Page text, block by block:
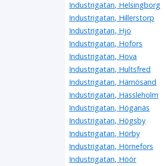
Industrigatan, Helsingborg
Industrigatan, Hillerstorp
Industrigatan, Hjo
Industrigatan, Hofors
Industrigatan, Hova
Industrigatan, Hultsfred
Industrigatan, Härnösand
Industrigatan, Hässleholm
Industrigatan, Höganäs
Industrigatan, Högsby
Industrigatan, Hörby
Industrigatan, Hörnefors
Industrigatan, Höör